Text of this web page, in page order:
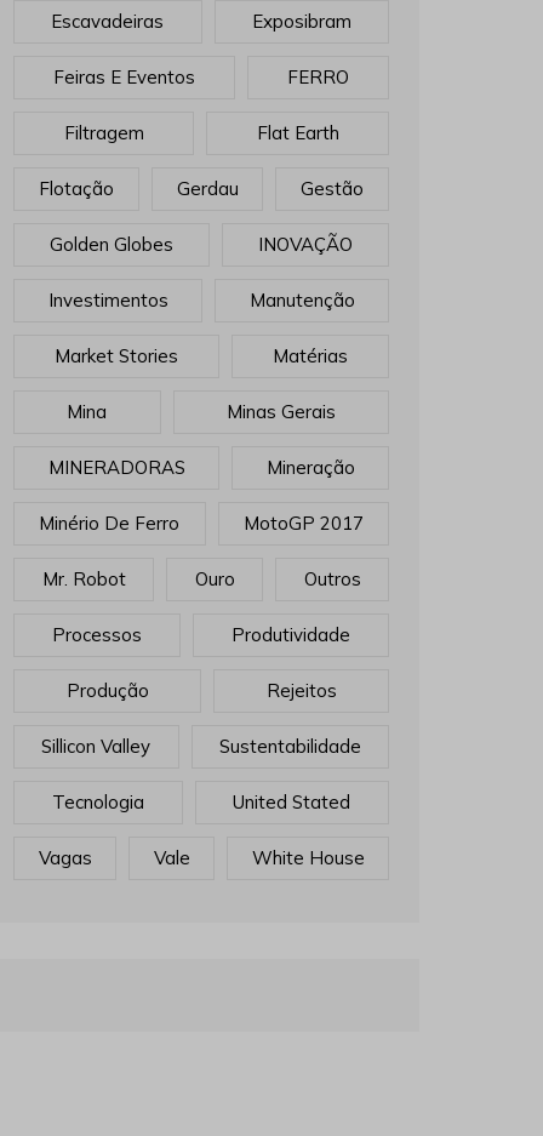
Escavadeiras Exposibram
Feiras E Eventos FERRO
Filtragem Flat Earth
Flotação Gerdau Gestão
Golden Globes INOVAÇÃO
Investimentos Manutenção
Market Stories Matérias
Mina Minas Gerais
MINERADORAS Mineração
Minério De Ferro MotoGP 2017
Mr. Robot Ouro Outros
Processos Produtividade
Produção Rejeitos
Sillicon Valley Sustentabilidade
Tecnologia United Stated
Vagas Vale White House